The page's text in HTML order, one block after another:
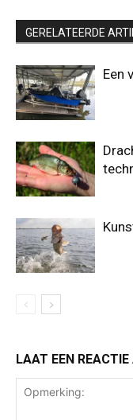
GERELATEERDE
Een
LAAT EEN